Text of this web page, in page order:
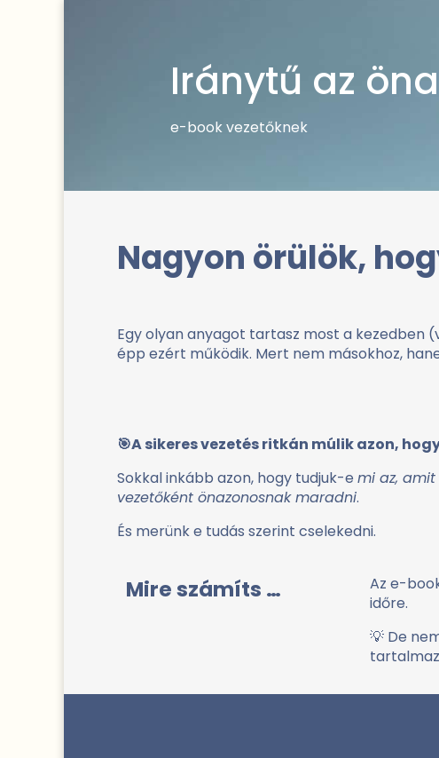
Iránytű az
e-book vezetőknek
Nagyon örülök,
Egy olyan anyagot tartasz most a kezedben
épp ezért működik. Mert nem másokhoz,
🎯A sikeres vezetés ritkán múlik azon,
Sokkal inkább azon, hogy tudjuk-e mi az,
vezetőként önazonosnak maradni.
És merünk e tudás szerint cselekedni.
Mire számíts …
Az e-
időre.
💡 De